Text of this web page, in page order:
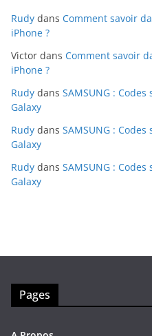
Rudy dans Comment savoir
iPhone ?
Victor dans Comment savoir
iPhone ?
Rudy dans SAMSUNG :
Galaxy
Rudy dans SAMSUNG :
Galaxy
Rudy dans SAMSUNG :
Galaxy
Pages